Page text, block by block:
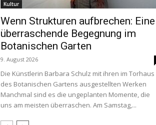
Kultur
Wenn Strukturen aufbrechen: Eine
überraschende Begegnung im
Botanischen Garten
9. August 2026
Die Künstlerin Barbara Schulz mit ihren im Torhaus
des Botanischen Gartens ausgestellten Werken
Manchmal sind es die ungeplanten Momente, die
uns am meisten überraschen. Am Samstag,...